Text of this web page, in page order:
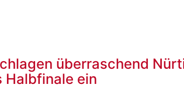
überraschend
Halbfinale ein